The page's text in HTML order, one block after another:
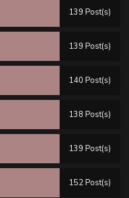
139 Post(s)
139 Post(s)
140 Post(s)
138 Post(s)
139 Post(s)
152 Post(s)